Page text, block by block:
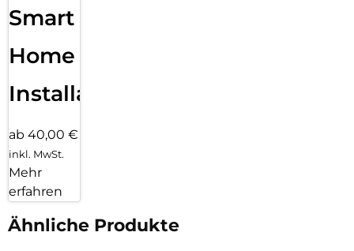
Smart
Home
Installation
ab 40,00 €
inkl. MwSt.
Mehr
erfahren
Ähnliche Produkte